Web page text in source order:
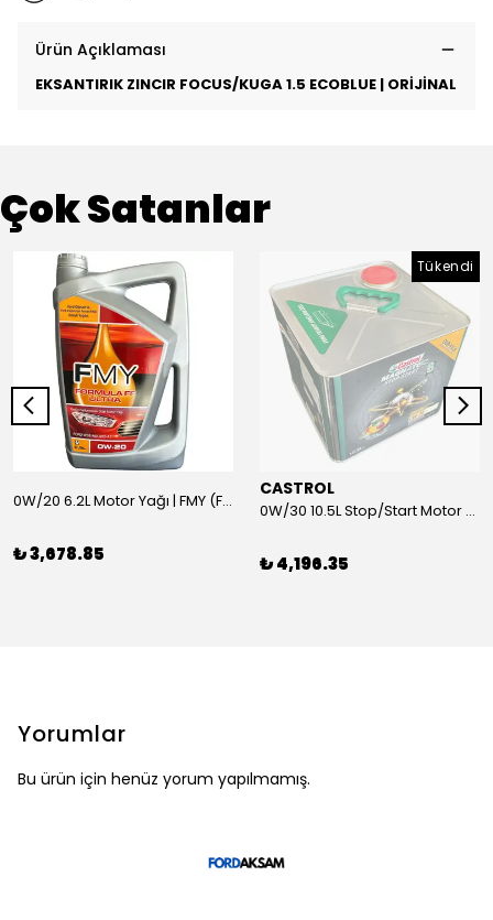
Ürün Açıklaması
EKSANTIRIK ZINCIR FOCUS/KUGA 1.5 ECOBLUE | ORİJİNAL
Çok Satanlar
0W/20 6.2L Motor Yağı | FMY (Ford Motor Yağları)
₺ 3,678.85
Tükendi
CASTROL
0W/30 10.5L Stop/Start Motor Yağı | CASTROL
₺ 4,196.35
Yorumlar
Bu ürün için henüz yorum yapılmamış.